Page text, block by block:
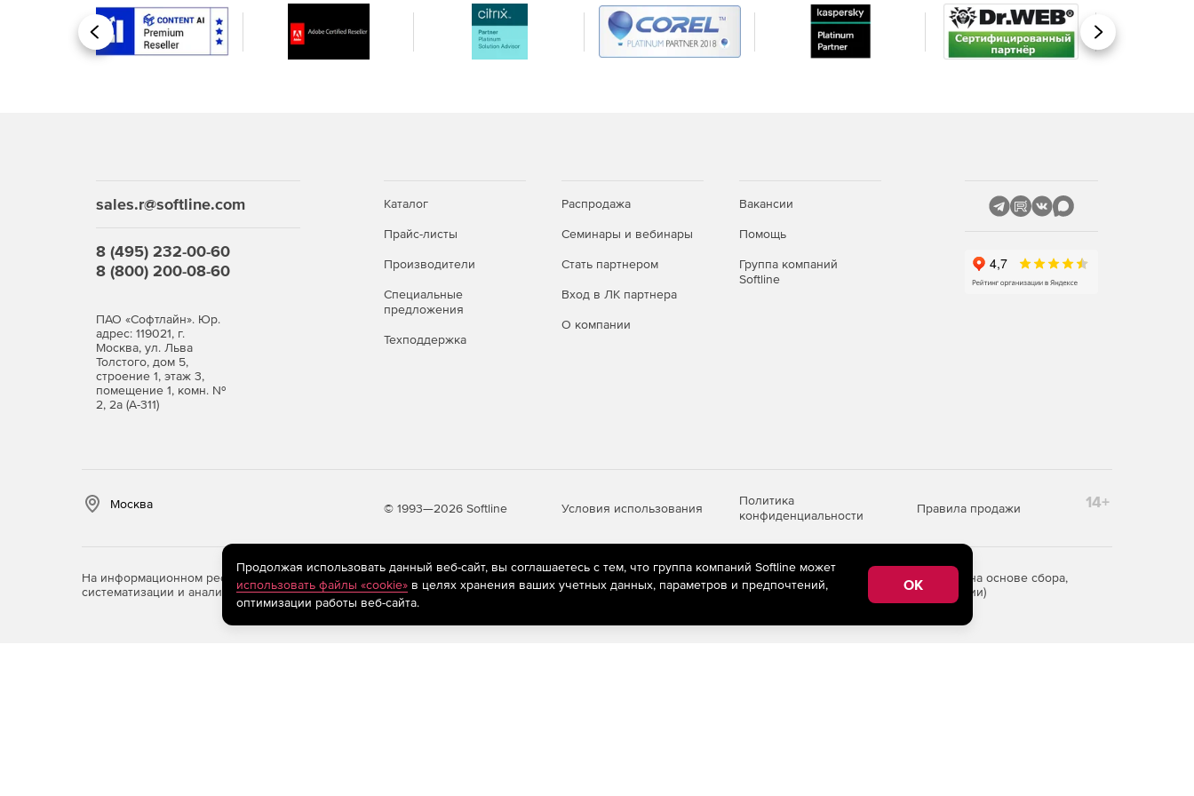
Программирование станков электроэрозионной резки.
2 - 4-х координатные стратегии для
электроэрозионной обработки.
СПРУТКАМ в ит-инфраструктуру предприятия.
Назад Вперед
sales.r@softline.com
8 (495) 232-00-60
8 (800) 200-08-60
ПАО «Софтлайн». Юр.
адрес: 119021, г.
Москва, ул. Льва
Толстого, дом 5,
строение 1, этаж 3,
помещение 1, комн. №
2, 2а (А-311)
Каталог
Прайс-листы
Производители
Специальные
предложения
Техподдержка
Распродажа
Семинары и вебинары
Стать партнером
Вход в ЛК партнера
О компании
Вакансии
Помощь
Группа компаний
Softline
Москва © 1993—2026 Softline Условия использования
Политика
конфиденциальности
Правила продажи 14+
На информационном ресурсе store.softline.ru применяются рекомендательные технологии
(информационные технологии предоставления информации на основе сбора,
систематизации и анализа сведений, относящихся к предпочтениям пользователей сети «Интернет», находящихся на территории Российской Федерации)
Продолжая использовать данный веб-сайт, вы соглашаетесь с тем, что группа компаний Softline может
использовать файлы «cookie»в целях хранения ваших учетных данных, параметров и предпочтений,
оптимизации работы веб-сайта.
OK